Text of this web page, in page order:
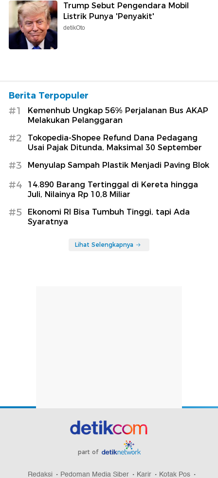
Trump Sebut Pengendara Mobil
Listrik Punya 'Penyakit'
detikOto
Berita Terpopuler
#1
Kemenhub Ungkap 56% Perjalanan Bus AKAP
Melakukan Pelanggaran
#2
Tokopedia-Shopee Refund Dana Pedagang
Usai Pajak Ditunda, Maksimal 30 September
#3 Menyulap Sampah Plastik Menjadi Paving Blok
#4
14.890 Barang Tertinggal di Kereta hingga
Juli, Nilainya Rp 10,8 Miliar
#5
Ekonomi RI Bisa Tumbuh Tinggi, tapi Ada
Syaratnya
Lihat Selengkapnya
part of
Redaksi Pedoman Media Siber Karir Kotak Pos